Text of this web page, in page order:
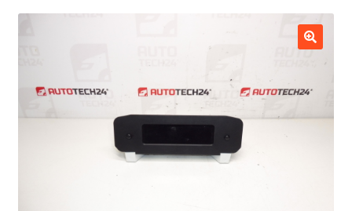
Contato
Minha conta
Política de Privacidade
Procedimento de Reclamação